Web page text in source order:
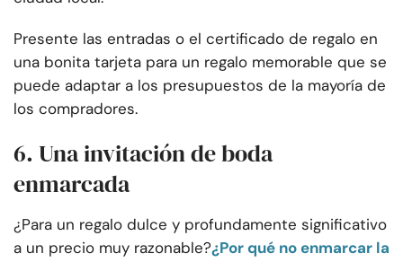
Presente las entradas o el certificado de regalo en
una bonita tarjeta para un regalo memorable que se
puede adaptar a los presupuestos de la mayoría de
los compradores.
6. Una invitación de boda
enmarcada
¿Para un regalo dulce y profundamente significativo
a un precio muy razonable?¿Por qué no enmarcar la